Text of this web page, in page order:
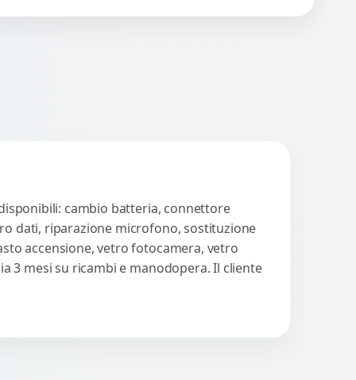
cambio batteria, connettore
dati, riparazione microfono, sostituzione
accensione, vetro fotocamera, vetro
3 mesi su ricambi e manodopera. Il cliente